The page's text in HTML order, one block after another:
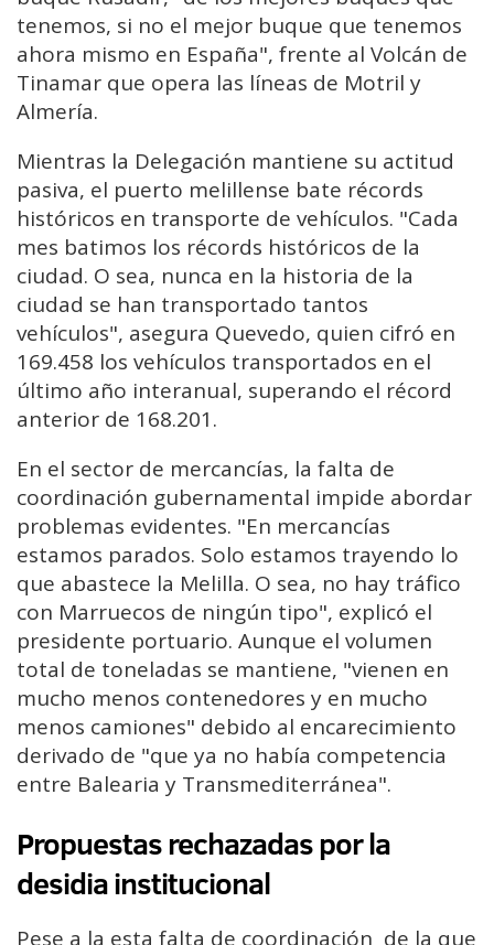
tenemos, si no el mejor buque que tenemos
ahora mismo en España", frente al Volcán de
Tinamar que opera las líneas de Motril y
Almería.
Mientras la Delegación mantiene su actitud
pasiva, el puerto melillense bate récords
históricos en transporte de vehículos. "Cada
mes batimos los récords históricos de la
ciudad. O sea, nunca en la historia de la
ciudad se han transportado tantos
vehículos", asegura Quevedo, quien cifró en
169.458 los vehículos transportados en el
último año interanual, superando el récord
anterior de 168.201.
En el sector de mercancías, la falta de
coordinación gubernamental impide abordar
problemas evidentes. "En mercancías
estamos parados. Solo estamos trayendo lo
que abastece la Melilla. O sea, no hay tráfico
con Marruecos de ningún tipo", explicó el
presidente portuario. Aunque el volumen
total de toneladas se mantiene, "vienen en
mucho menos contenedores y en mucho
menos camiones" debido al encarecimiento
derivado de "que ya no había competencia
entre Balearia y Transmediterránea".
Propuestas rechazadas por la
desidia institucional
Pese a la esta falta de coordinación de la que